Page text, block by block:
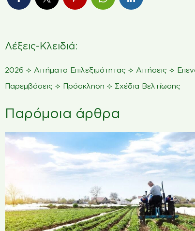
Λέξεις-Κλειδιά:
2026 ⟡ Αιτήματα Επιλεξιμότητας ⟡ Αιτήσεις ⟡
Παρεμβάσεις ⟡ Πρόσκληση ⟡ Σχέδια Βελτίωσης
Παρόμοια άρθρα